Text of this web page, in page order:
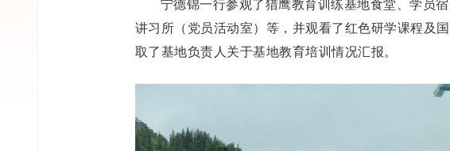
讲习所（党员活动室）等，并观看了红色研学课程及
取了基地负责人关于基地教育培训情况汇报。